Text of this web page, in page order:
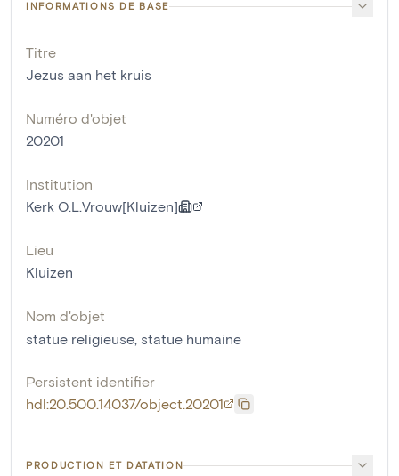
INFORMATIONS DE BASE
Titre
Jezus aan het kruis
Numéro d'objet
20201
Institution
Kerk O.L.Vrouw[Kluizen]
Lieu
Kluizen
Nom d'objet
statue religieuse, statue humaine
Persistent identifier
hdl:20.500.14037/object.20201
PRODUCTION ET DATATION